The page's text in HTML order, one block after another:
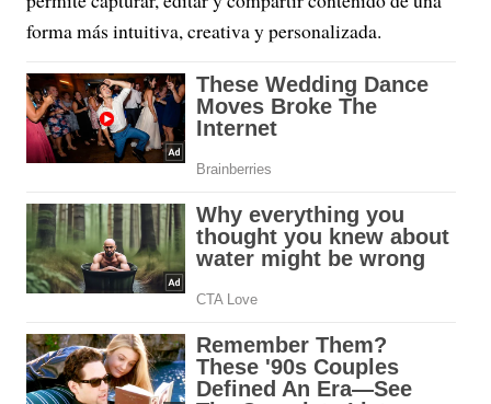
forma más intuitiva, creativa y personalizada.